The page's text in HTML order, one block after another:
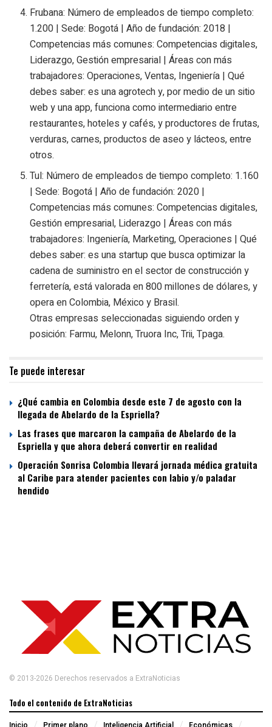
Frubana: Número de empleados de tiempo completo:
1.200 | Sede: Bogotá | Año de fundación: 2018 |
Competencias más comunes: Competencias digitales,
Liderazgo, Gestión empresarial | Áreas con más
trabajadores: Operaciones, Ventas, Ingeniería | Qué
debes saber: es una agrotech y, por medio de un sitio
web y una app, funciona como intermediario entre
restaurantes, hoteles y cafés, y productores de frutas,
verduras, carnes, productos de aseo y lácteos, entre
otros.
Tul: Número de empleados de tiempo completo: 1.160
| Sede: Bogotá | Año de fundación: 2020 |
Competencias más comunes: Competencias digitales,
Gestión empresarial, Liderazgo | Áreas con más
trabajadores: Ingeniería, Marketing, Operaciones | Qué
debes saber: es una startup que busca optimizar la
cadena de suministro en el sector de construcción y
ferretería, está valorada en 800 millones de dólares, y
opera en Colombia, México y Brasil.
Otras empresas seleccionadas siguiendo orden y
posición: Farmu, Melonn, Truora Inc, Trii, Tpaga.
Te puede interesar
¿Qué cambia en Colombia desde este 7 de agosto con la
llegada de Abelardo de la Espriella?
Las frases que marcaron la campaña de Abelardo de la
Espriella y que ahora deberá convertir en realidad
Operación Sonrisa Colombia llevará jornada médica gratuita
al Caribe para atender pacientes con labio y/o paladar
hendido
© 2013-2026 Derechos reservados a ExtraNoticias
Todo el contenido de ExtraNoticias